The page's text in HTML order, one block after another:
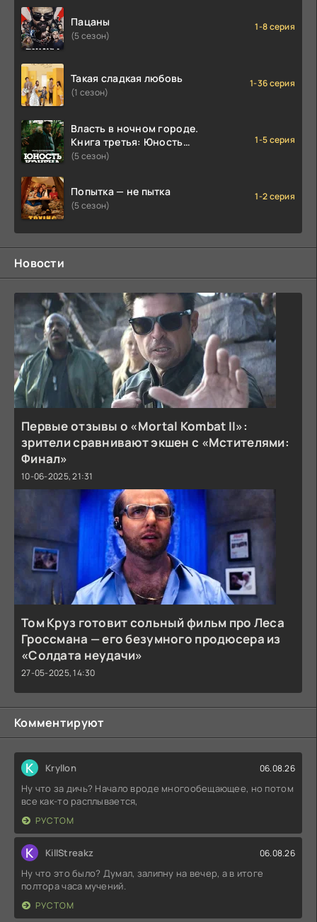
Пацаны
(5 сезон)
1-8 серия
Такая сладкая любовь
(1 сезон)
1-36 серия
Власть в ночном городе.
Книга третья: Юность
Кэнена
(5 сезон)
1-5 серия
Попытка — не пытка
(5 сезон)
1-2 серия
Новости
Первые отзывы о «Mortal Kombat II»:
зрители сравнивают экшен с «Мстителями:
Финал»
10-06-2025, 21:31
Том Круз готовит сольный фильм про Леса
Гроссмана — его безумного продюсера из
«Солдата неудачи»
27-05-2025, 14:30
Комментируют
K Kryllon 06.08.26
Ну что за дичь? Начало вроде многообещающее, но потом
все как-то расплывается,
РУСТОМ
K KillStreakz 06.08.26
Ну что это было? Думал, залипну на вечер, а в итоге
полтора часа мучений.
РУСТОМ